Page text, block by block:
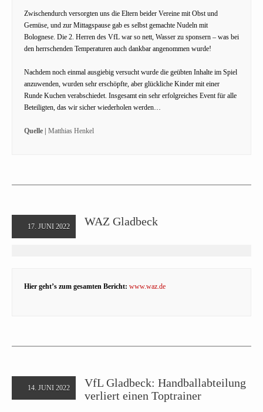
Zwischendurch versorgten uns die Eltern beider Vereine mit Obst und
Gemüse, und zur Mittagspause gab es selbst gemachte Nudeln mit
Bolognese. Die 2. Herren des VfL war so nett, Wasser zu sponsern – was bei
den herrschenden Temperaturen auch dankbar angenommen wurde!
Nachdem noch einmal ausgiebig versucht wurde die geübten Inhalte im Spiel
anzuwenden, wurden sehr erschöpfte, aber glückliche Kinder mit einer
Runde Kuchen verabschiedet. Insgesamt ein sehr erfolgreiches Event für alle
Beteiligten, das wir sicher wiederholen werden…
Quelle | Matthias Henkel
17. JUNI 2022 WAZ Gladbeck
Hier geht’s zum gesamten Bericht: www.waz.de
14. JUNI 2022
VfL Gladbeck: Handballabteilung
verliert einen Toptrainer